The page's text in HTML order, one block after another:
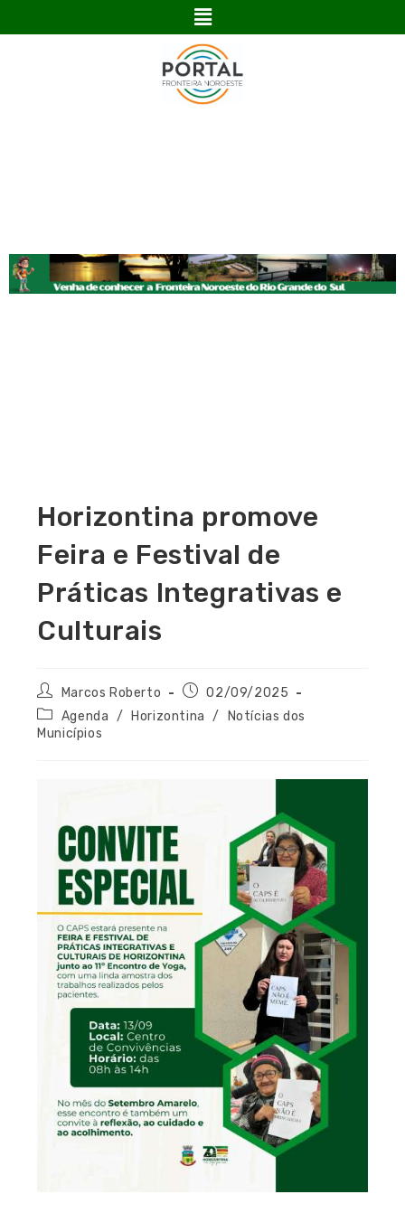
Horizontina promove
Feira e Festival de
Práticas Integrativas e
Culturais
Marcos Roberto
02/09/2025
Agenda / Horizontina /
Notícias dos
Municípios